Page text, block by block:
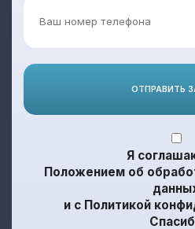
ОТПРАВИТЬ
Я
Положением об
и с Политикой